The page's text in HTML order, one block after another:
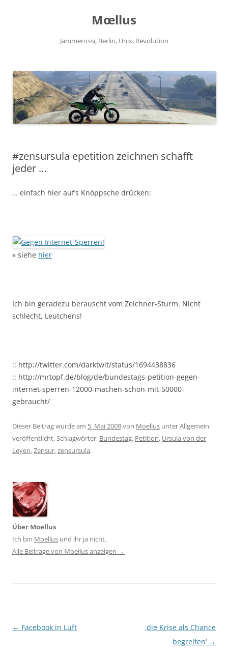
Mœllus
Jammerossi, Berlin, Unix, Revolution
#zensursula epetition zeichnen schafft
jeder …
… einfach hier auf’s Knöppsche drücken:
» siehe hier
Ich bin geradezu berauscht vom Zeichner-Sturm. Nicht
schlecht, Leutchens!
:: http://twitter.com/darktwit/status/1694438836
:: http://mrtopf.de/blog/de/bundestags-petition-gegen-
internet-sperren-12000-machen-schon-mit-50000-
gebraucht/
Dieser Beitrag wurde am 5. Mai 2009von Moellus unter Allgemein
veröffentlicht. Schlagwörter: Bundestag, Petition, Ursula von der
Leyen,Zensur,zensursula.
Über Moellus
Ich bin Moellus und ihr ja nicht.
Alle Beiträge von Moellus anzeigen →
Beitragsnavigation
← Facebook in Luft
‚die Krise als Chance
begreifen‘ →